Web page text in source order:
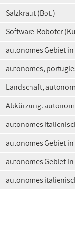
Salzkraut (Bot.)
Software-Roboter
autonomes Gebiet
autonomes,
Landschaft,
Abkürzung:
autonomes
autonomes Gebiet in
autonomes Gebiet in
autonomes